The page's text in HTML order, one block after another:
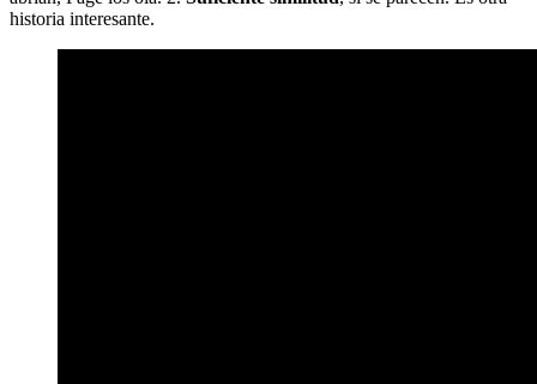
historia interesante.